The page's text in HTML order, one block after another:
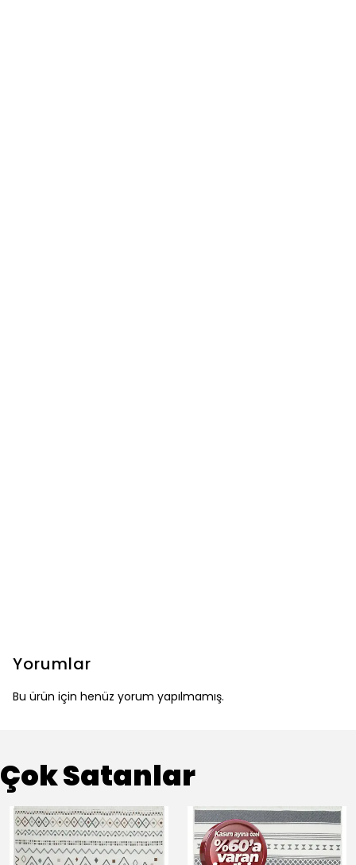
Yorumlar
Bu ürün için henüz yorum yapılmamış.
Çok Satanlar